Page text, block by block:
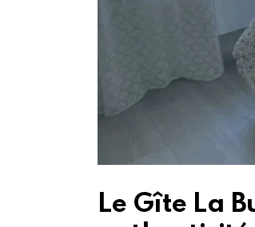
Le Gîte La